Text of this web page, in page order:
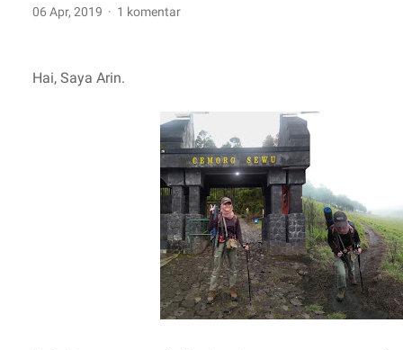
06 Apr, 2019 1 komentar
Hai, Saya Arin.